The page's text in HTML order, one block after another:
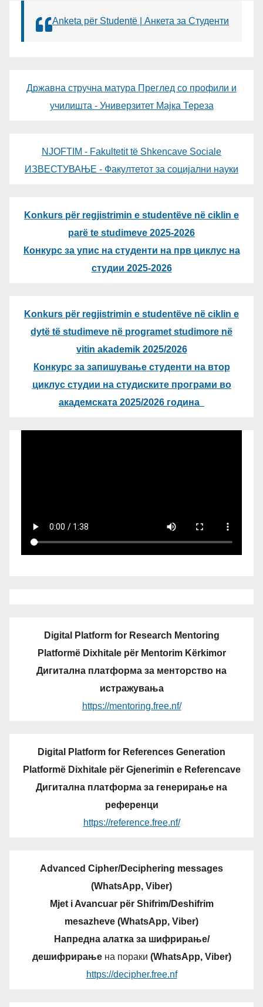
Anketa për Studentë | Анкета за Студенти
Државна стручна матура Преглед со профили и
училишта - Универзитет Мајка Тереза
NJOFTIM - Fakultetit të Shkencave Sociale
ИЗВЕСТУВАЊЕ - Факултетот за социјални науки
Konkurs për regjistrimin e studentëve në ciklin e
parë te studimeve 2025-2026
Конкурс за упис на студенти на прв циклус на
студии 2025-2026
Konkurs për regjistrimin e studentëve në ciklin e
dytë të studimeve në programet studimore në
vitin akademik 2025/2026
Конкурс за запишување студенти на втор
циклус студии на студиските програми во
академската 2025/2026 година
Digital Platform for Research Mentoring
Platformë Dixhitale për Mentorim Kërkimor
Дигитална платформа за менторство на
истражувања
https://mentoring.free.nf/
Digital Platform for References Generation
Platformë Dixhitale për Gjenerimin e Referencave
Дигитална платформа за генерирање на
референци
https://reference.free.nf/
Advanced Cipher/Deciphering messages
(WhatsApp, Viber)
Mjet i Avancuar për Shifrim/Deshifrim
mesazheve (WhatsApp, Viber)
Напредна алатка за шифрирање/
дешифрирањена пораки (WhatsApp, Viber)
https://decipher.free.nf